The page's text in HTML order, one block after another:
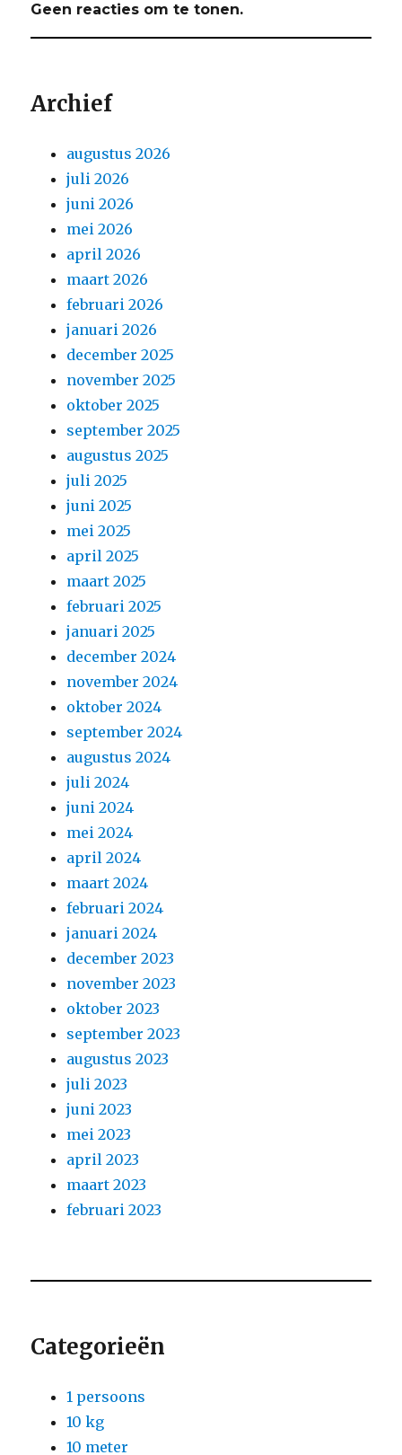
Geen reacties om te tonen.
Archief
augustus 2026
juli 2026
juni 2026
mei 2026
april 2026
maart 2026
februari 2026
januari 2026
december 2025
november 2025
oktober 2025
september 2025
augustus 2025
juli 2025
juni 2025
mei 2025
april 2025
maart 2025
februari 2025
januari 2025
december 2024
november 2024
oktober 2024
september 2024
augustus 2024
juli 2024
juni 2024
mei 2024
april 2024
maart 2024
februari 2024
januari 2024
december 2023
november 2023
oktober 2023
september 2023
augustus 2023
juli 2023
juni 2023
mei 2023
april 2023
maart 2023
februari 2023
Categorieën
1 persoons
10 kg
10 meter